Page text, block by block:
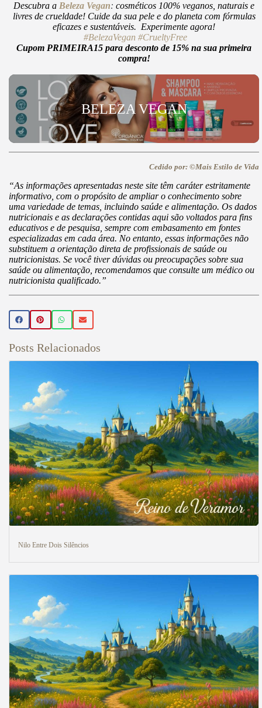
Descubra a Beleza Vegan: cosméticos 100% veganos, naturais e
livres de crueldade! Cuide da sua pele e do planeta com fórmulas
eficazes e sustentáveis. Experimente agora!
#BelezaVegan #CrueltyFree
Cupom PRIMEIRA15 para desconto de 15% na sua primeira
compra!
BELEZA VEGAN
Cedido por: ©Mais Estilo de Vida
“As informações apresentadas neste site têm caráter estritamente
informativo, com o propósito de ampliar o conhecimento sobre
uma variedade de temas, incluindo saúde e alimentação. Os dados
nutricionais e as declarações contidas aqui são voltados para fins
educativos e de pesquisa, sempre com embasamento em fontes
especializadas em cada área. No entanto, essas informações não
substituem a orientação direta de profissionais de saúde ou
nutricionistas. Se você tiver dúvidas ou preocupações sobre sua
saúde ou alimentação, recomendamos que consulte um médico ou
nutricionista qualificado.”
Posts Relacionados
Nilo Entre Dois Silêncios